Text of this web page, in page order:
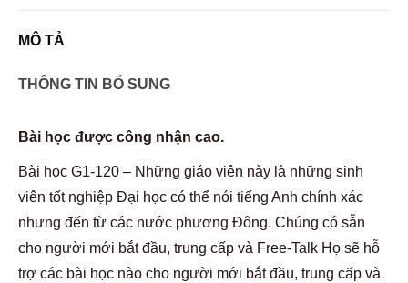
phi
ngữ
MÔ TẢ
THÔNG TIN BỔ SUNG
Bài học được công nhận cao.
Bài học G1-120 – Những giáo viên này là những sinh
viên tốt nghiệp Đại học có thể nói tiếng Anh chính xác
nhưng đến từ các nước phương Đông. Chúng có sẵn
cho người mới bắt đầu, trung cấp và Free-Talk Họ sẽ hỗ
trợ các bài học nào cho người mới bắt đầu, trung cấp và